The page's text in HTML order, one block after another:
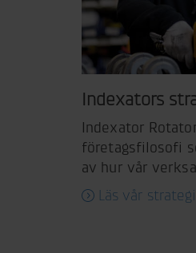
Indexators
Indexator
företagsfilosofi
av hur vår
Läs vår